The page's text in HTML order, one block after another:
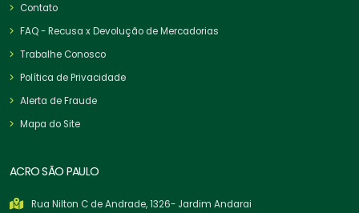
Contato
FAQ - Recusa x Devolução de Mercadorias
Trabalhe Conosco
Política de Privacidade
Alerta de Fraude
Mapa do Site
ACRO SÃO PAULO
Rua Nilton C de Andrade, 1326- Jardim Andarai